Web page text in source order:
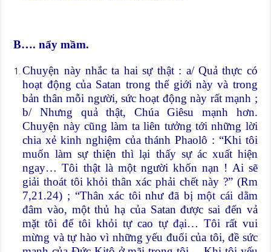
B…. nẩy mầm.
Chuyện này nhắc ta hai sự thật : a/ Quả thực có
hoạt động của Satan trong thế giới này và trong
bản thân mỗi người, sức hoạt động này rất mạnh ;
b/ Nhưng quả thật, Chúa Giêsu mạnh hơn.
Chuyện này cũng làm ta liên tưởng tới những lời
chia xẻ kinh nghiệm của thánh Phaolô : “Khi tôi
muốn làm sự thiện thì lại thấy sự ác xuất hiện
ngay… Tôi thật là một người khốn nạn ! Ai sẽ
giải thoát tôi khỏi thân xác phải chết này ?” (Rm
7,21.24) ; “Thân xác tôi như đã bị một cái dằm
đâm vào, một thủ hạ của Satan được sai đến vả
mặt tôi để tôi khỏi tự cao tự đại… Tôi rất vui
mừng và tự hào vì những yếu đuối của tôi, đề sức